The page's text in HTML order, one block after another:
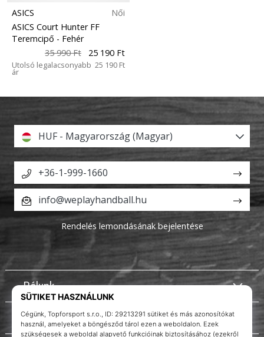
ASICS
Női
ASICS Court Hunter FF
Teremcipő - Fehér
35 990 Ft
25 190 Ft
Utolsó legalacsonyabb
ár
25 190 Ft
Rólunk
Ügyfélszolgálat
HUF - Magyarország (Magyar)
+36-1-999-1660
info@weplayhandball.hu
Rendelés lemondásának bejelentése